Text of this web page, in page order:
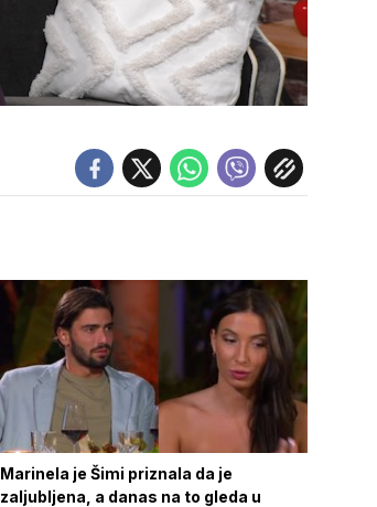
Marinela je Šimi priznala da je
zaljubljena, a danas na to gleda u